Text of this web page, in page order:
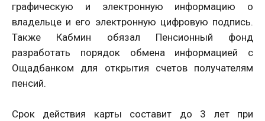
графическую и электронную информацию о
владельце и его электронную цифровую подпись.
Также Кабмин обязал Пенсионный фонд
разработать порядок обмена информацией с
Ощадбанком для открытия счетов получателям
пенсий.
Срок действия карты составит до 3 лет при